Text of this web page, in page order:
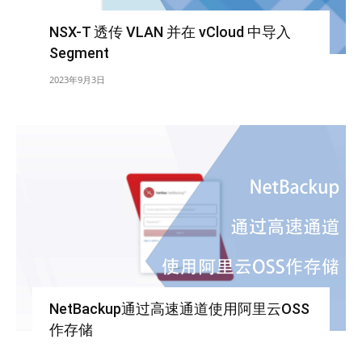
NSX-T 透传 VLAN 并在 vCloud 中导入
Segment
2023年9月3日
NetBackup通过高速通道使用阿里云OSS
作存储